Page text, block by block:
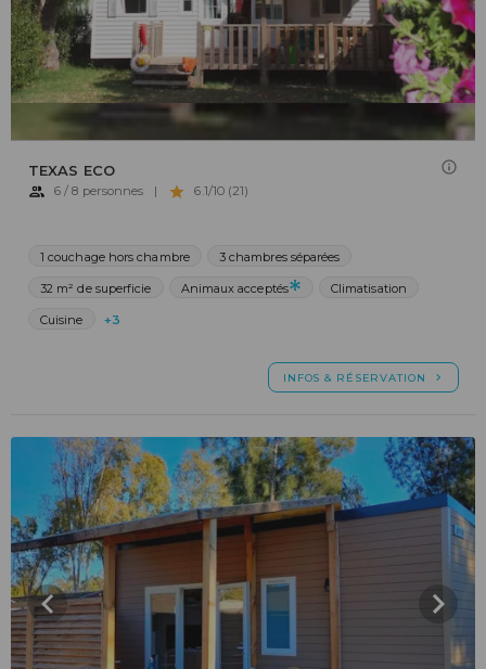
TEXAS ECO
6 / 8 personnes | 6.1/10 (21)
1 couchage hors chambre 3 chambres séparées
32 m² de superficie Animaux acceptés Climatisation
Cuisine +3
INFOS & RÉSERVATION